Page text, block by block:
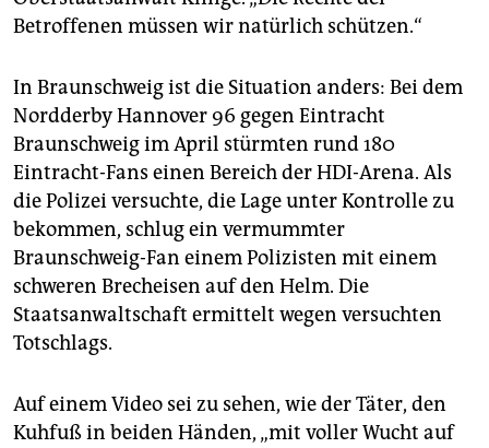
Betroffenen müssen wir natürlich schützen.“
In Braunschweig ist die Situation anders: Bei dem
Nordderby Hannover 96 gegen Eintracht
Braunschweig im April stürmten rund 180
Eintracht-Fans einen Bereich der HDI-Arena. Als
die Polizei versuchte, die Lage unter Kontrolle zu
bekommen, schlug ein vermummter
Braunschweig-Fan einem Polizisten mit einem
schweren Brecheisen auf den Helm. Die
Staatsanwaltschaft ermittelt wegen versuchten
Totschlags.
Auf einem Video sei zu sehen, wie der Täter, den
Kuhfuß in beiden Händen, „mit voller Wucht auf